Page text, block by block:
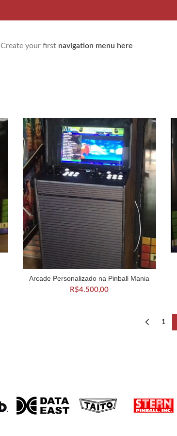
Create your first navigation menu here
ADICIONAR AO CARRINHO
Arcade Personalizado na Pinball Mania
R$4.500,00
1